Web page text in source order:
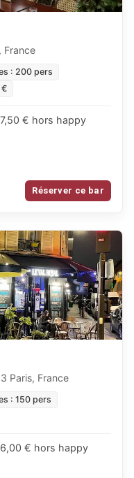
France
: 200 pers
€
€ hors happy
Réserver ce bar
Paris, France
: 150 pers
€ hors happy